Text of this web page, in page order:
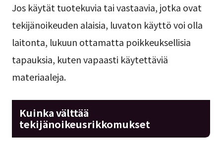
Jos käytät tuotekuvia tai vastaavia, jotka ovat
tekijänoikeuden alaisia, luvaton käyttö voi olla
laitonta, lukuun ottamatta poikkeuksellisia
tapauksia, kuten vapaasti käytettäviä
materiaaleja.
Kuinka välttää
tekijänoikeusrikkomukset